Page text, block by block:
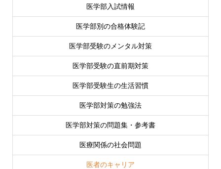
医学部入試情報
医学部別の合格体験記
医学部受験のメンタル対策
医学部受験の直前期対策
医学部受験生の生活習慣
医学部対策の勉強法
医学部対策の問題集・参考書
医療関係の社会問題
医者のキャリア